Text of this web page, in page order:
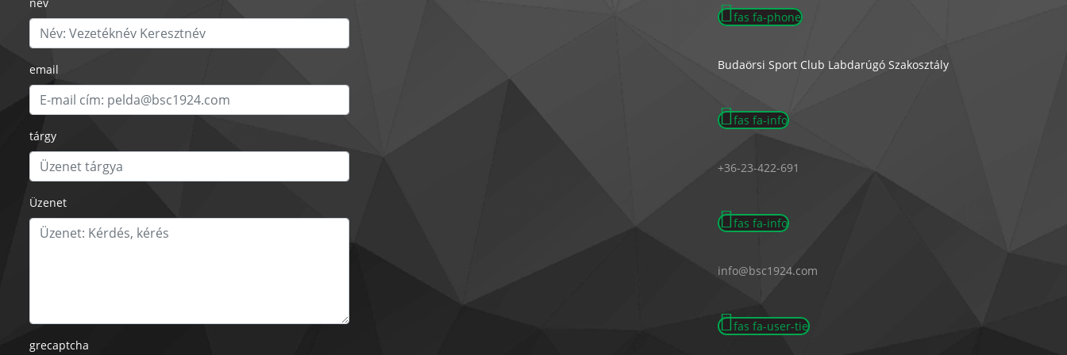
email
tárgy
Üzenet
grecaptcha
fas fa-phone
Budaörsi Sport Club Labdarúgó Szakosztály
fas fa-info
+36-23-422-691
fas fa-info
info@bsc1924.com
fas fa-user-tie